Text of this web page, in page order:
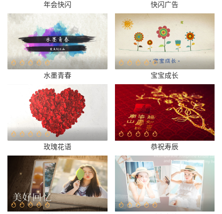
年会快闪 快闪广告
水墨青春 宝宝成长
玫瑰花语 恭祝寿辰